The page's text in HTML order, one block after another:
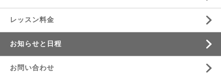
レッスン料金
お知らせと日程
お問い合わせ